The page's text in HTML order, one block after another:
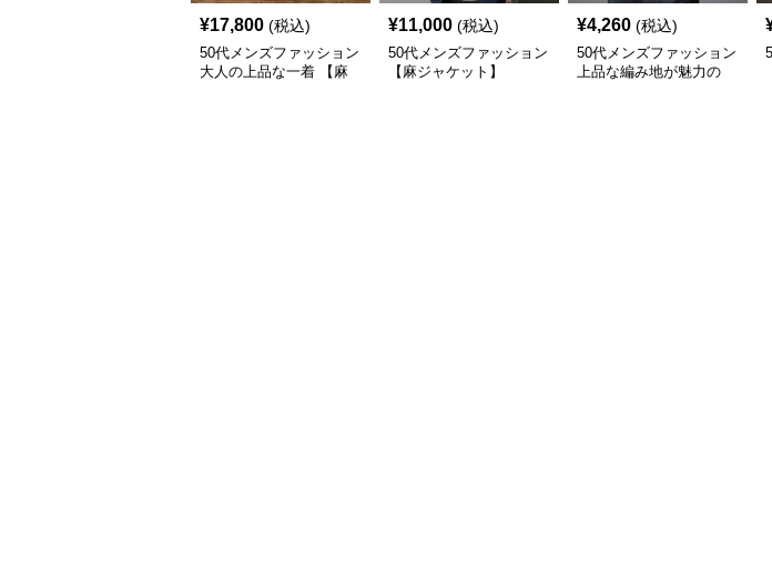
¥17,800 (税込)
50代メンズファッション
大人の上品な一着 【麻
¥11,000 (税込)
50代メンズファッション
【麻ジャケット】
¥4,260 (税込)
50代メンズファッション
上品な編み地が魅力の